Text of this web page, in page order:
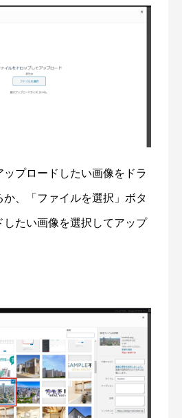
ップロードしたい画像をドラ
か、「ファイルを選択」ボタ
したい画像を選択してアップ